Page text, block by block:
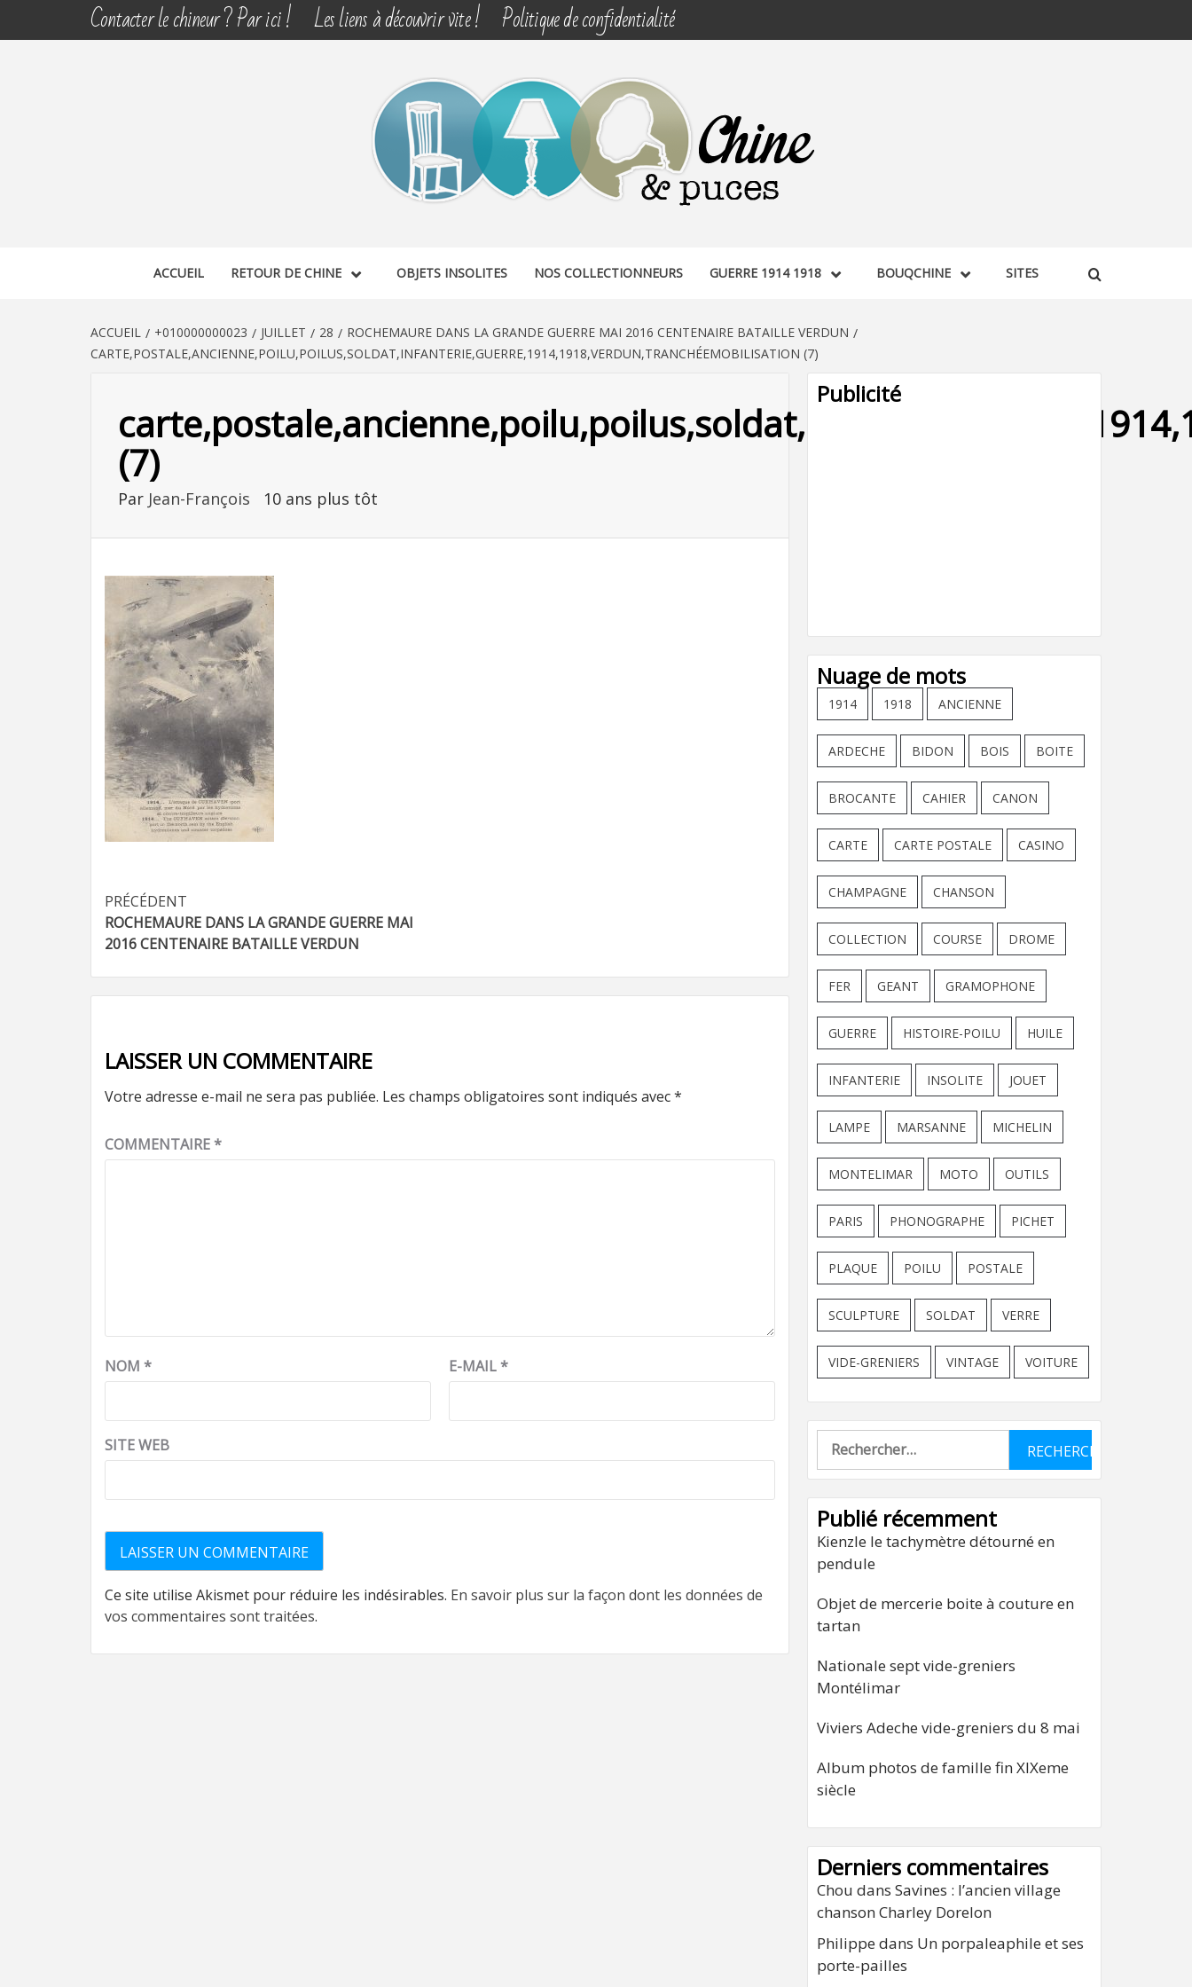
Contacter le chineur ? Par ici ! Les liens à découvrir vite ! Politique de confidentialité
CHINE & PUCES
ACCUEIL RETOUR DE CHINE OBJETS INSOLITES NOS COLLECTIONNEURS GUERRE 1914 1918 BOUQCHINE SITES
ACCUEIL +010000000023 JUILLET 28
ROCHEMAURE DANS LA GRANDE GUERRE MAI 2016 CENTENAIRE BATAILLE VERDUN
CARTE,POSTALE,ANCIENNE,POILU,POILUS,SOLDAT,INFANTERIE,GUERRE,1914,1918,VERDUN,TRANCHÉEMOBILISATION (7)
(7)
Par Jean-François 10 ans plus tôt
Navigation
d’article
PRÉCÉDENT
ROCHEMAURE DANS LA GRANDE GUERRE MAI
2016 CENTENAIRE BATAILLE VERDUN
LAISSER UN COMMENTAIRE
Votre adresse e-mail ne sera pas publiée. Les champs obligatoires sont indiqués avec*
COMMENTAIRE*
NOM * E-MAIL*
SITE WEB
Ce site utilise Akismet pour réduire les indésirables. En savoir plus sur la façon dont les données de
vos commentaires sont traitées.
Publicité
Nuage de mots
1914 1918 ANCIENNE
ARDECHE BIDON BOIS BOITE
BROCANTE CAHIER CANON
CARTE CARTE POSTALE CASINO
CHAMPAGNE CHANSON
COLLECTION COURSE DROME
FER GEANT GRAMOPHONE
GUERRE HISTOIRE-POILU HUILE
INFANTERIE INSOLITE JOUET
LAMPE MARSANNE MICHELIN
MONTELIMAR MOTO OUTILS
PARIS PHONOGRAPHE PICHET
PLAQUE POILU POSTALE
SCULPTURE SOLDAT VERRE
VIDE-GRENIERS VINTAGE VOITURE
Rechercher :
Publié récemment
Kienzle le tachymètre détourné en
pendule
Objet de mercerie boite à couture en
tartan
Nationale sept vide-greniers
Montélimar
Viviers Adeche vide-greniers du 8 mai
Album photos de famille fin XIXeme
siècle
Derniers commentaires
Chou dans Savines : l’ancien village
chanson Charley Dorelon
Philippe dans Un porpaleaphile et ses
porte-pailles